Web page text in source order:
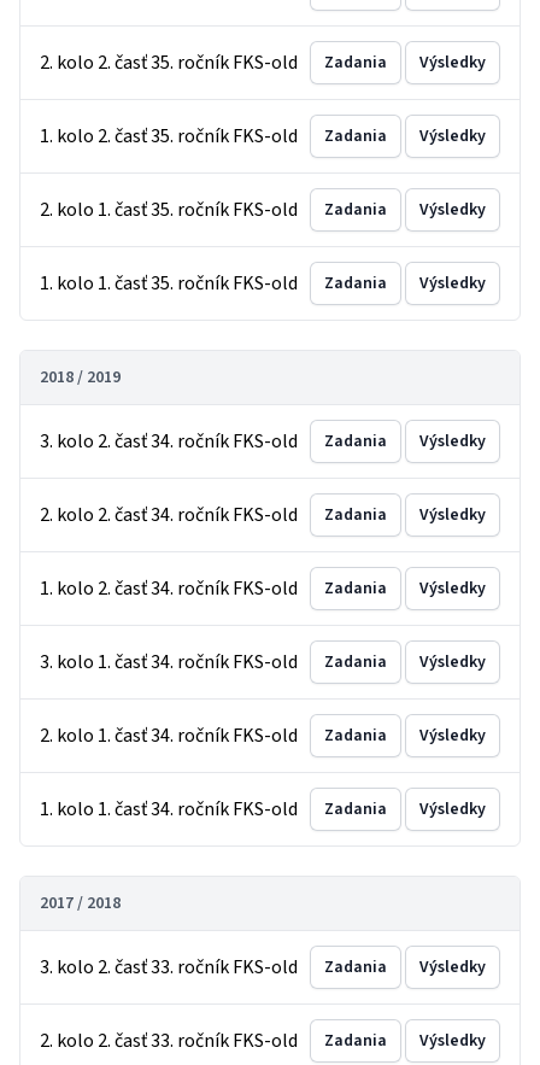
2. kolo 2. časť 35. ročník FKS-old Zadania Výsledky
1. kolo 2. časť 35. ročník FKS-old Zadania Výsledky
2. kolo 1. časť 35. ročník FKS-old Zadania Výsledky
1. kolo 1. časť 35. ročník FKS-old Zadania Výsledky
2018 / 2019
3. kolo 2. časť 34. ročník FKS-old Zadania Výsledky
2. kolo 2. časť 34. ročník FKS-old Zadania Výsledky
1. kolo 2. časť 34. ročník FKS-old Zadania Výsledky
3. kolo 1. časť 34. ročník FKS-old Zadania Výsledky
2. kolo 1. časť 34. ročník FKS-old Zadania Výsledky
1. kolo 1. časť 34. ročník FKS-old Zadania Výsledky
2017 / 2018
3. kolo 2. časť 33. ročník FKS-old Zadania Výsledky
2. kolo 2. časť 33. ročník FKS-old Zadania Výsledky